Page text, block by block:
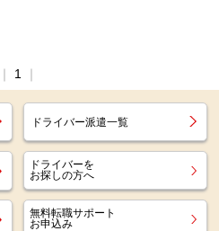
1
ドライバー派遣一覧
ドライバーを
お探しの方へ
無料転職サポート
お申込み